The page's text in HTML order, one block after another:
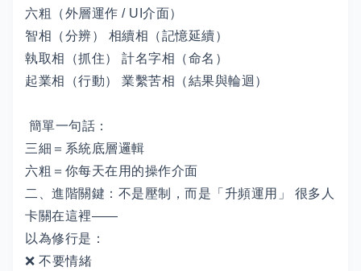
六粗（外層運作 / UI介面）
智相（分辨） 相續相（記憶延續）
執取相（抓住） 計名字相（命名）
起業相（行動） 業繫苦相（結果與輪迴）
簡單一句話：
三細＝系統底層邏輯
六粗＝你每天在用的操作介面
二、進階關鍵：不是壓制，而是「升頻運用」 很多人
卡關在這裡——
以為修行是：
❌ 不要情緒